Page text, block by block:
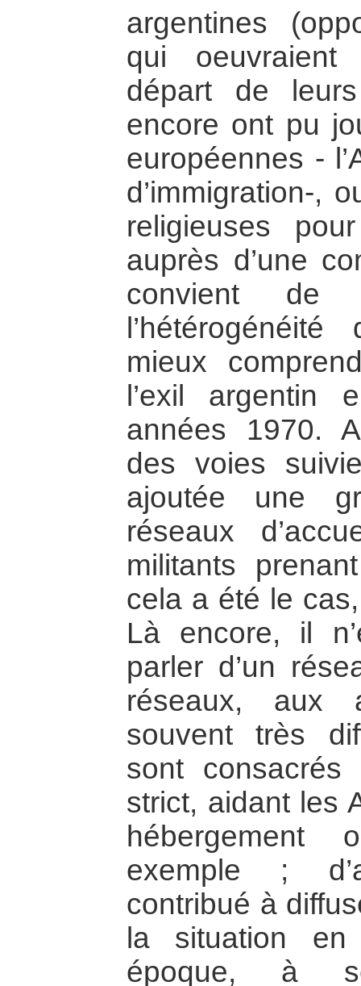
argentines
qui oeuvraient
départ de leurs
encore ont pu
européennes -
d’immigration-,
religieuses
auprès d’une
convient de
mieux
l’exil argentin
années 1970.
des voies
ajoutée une
réseaux
militants
cela a été le
Là encore, il
parler d’un
réseaux, aux
souvent très
sont consacrés
strict, aidant les
exemple ;
contribué à
la situation
époque, à